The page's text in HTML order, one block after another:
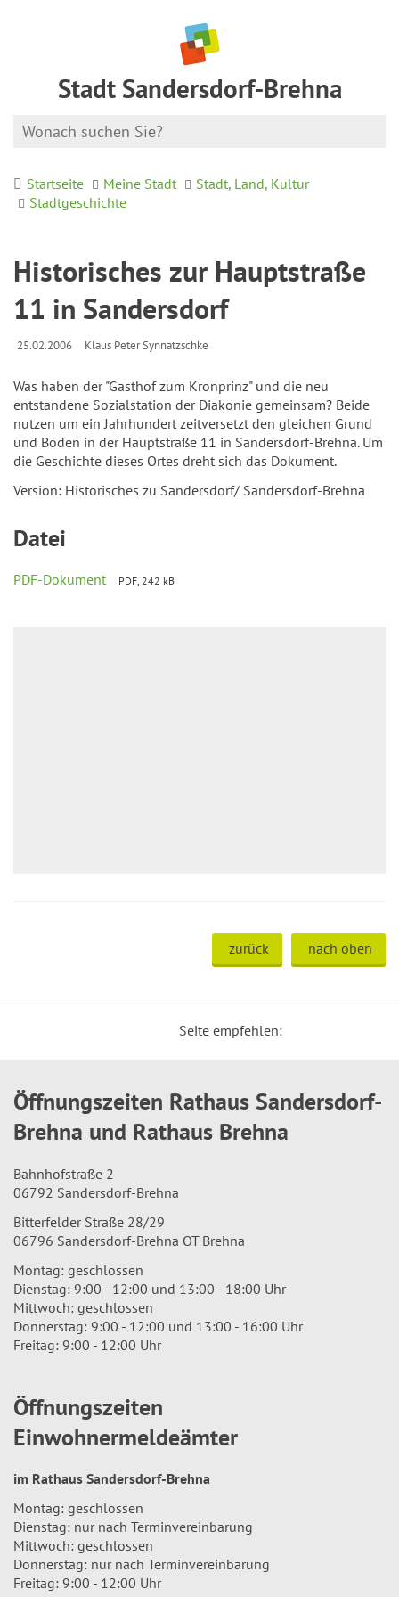
Stadt Sandersdorf-Brehna
Startseite Meine Stadt
Stadt, Land, Kultur
Stadtgeschichte
Historisches zur Hauptstraße
11 in Sandersdorf
25.02.2006 Klaus Peter Synnatzschke
Was haben der "Gasthof zum Kronprinz" und die neu
entstandene Sozialstation der Diakonie gemeinsam? Beide
nutzen um ein Jahrhundert zeitversetzt den gleichen Grund
und Boden in der Hauptstraße 11 in Sandersdorf-Brehna. Um
die Geschichte dieses Ortes dreht sich das Dokument.
Version: Historisches zu Sandersdorf/ Sandersdorf-Brehna
Datei
PDF-Dokument PDF, 242 kB
zurück nach oben
Seite empfehlen:
Öffnungszeiten Rathaus Sandersdorf-
Brehna und Rathaus Brehna
Bahnhofstraße 2
06792 Sandersdorf-Brehna
Bitterfelder Straße 28/29
06796 Sandersdorf-Brehna OT Brehna
Montag: geschlossen
Dienstag: 9:00 - 12:00 und 13:00 - 18:00 Uhr
Mittwoch: geschlossen
Donnerstag: 9:00 - 12:00 und 13:00 - 16:00 Uhr
Freitag: 9:00 - 12:00 Uhr
Öffnungszeiten
Einwohnermeldeämter
im Rathaus Sandersdorf-Brehna
Montag: geschlossen
Dienstag: nur nach Terminvereinbarung
Mittwoch: geschlossen
Donnerstag: nur nach Terminvereinbarung
Freitag: 9:00 - 12:00 Uhr